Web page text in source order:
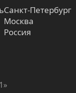
Санкт-Петербург
Москва
Россия